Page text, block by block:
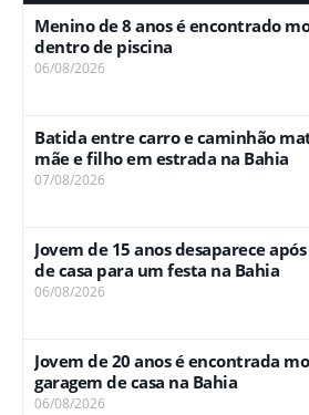
Menino de 8 anos é encontrado
dentro de piscina
06/08/2026
Batida entre carro e caminhão
mãe e filho em estrada na Bahia
07/08/2026
Jovem de 15 anos desaparece
de casa para um festa na Bahia
06/08/2026
Jovem de 20 anos é encontrada
garagem de casa na Bahia
06/08/2026